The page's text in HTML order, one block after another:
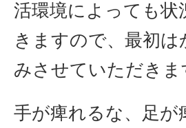
活環境によっても状
きますので、最初は
みさせていただきま
手が痺れるな、足が